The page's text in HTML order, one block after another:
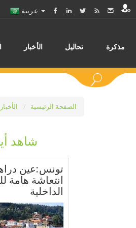
الأخبار تحاليل مذكرة
الصفحة الرئيسية الأخبار
شاهد
تونس:عين
انتعاشة هامة
الداخلية